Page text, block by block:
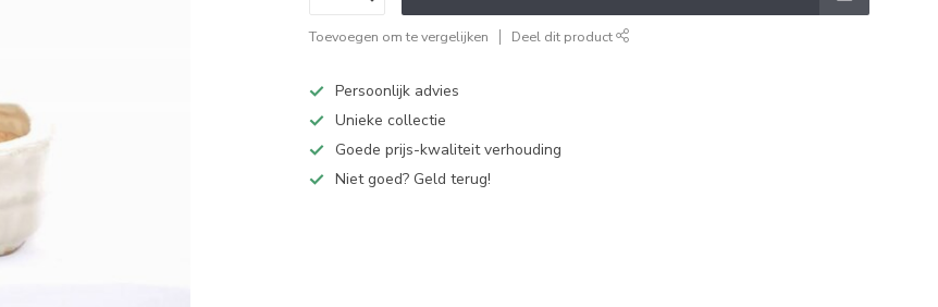
Toevoegen om te vergelijken Deel dit product
Persoonlijk advies
Unieke collectie
Goede prijs-kwaliteit verhouding
Niet goed? Geld terug!